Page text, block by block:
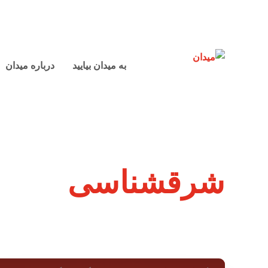
به میدان بیایید درباره میدان
شرقشناسی